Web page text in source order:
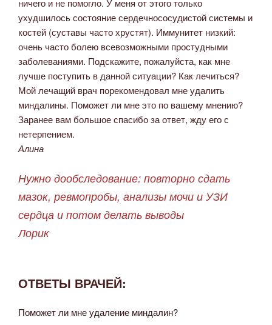
ухудшилось состояние сердечнососудистой системы и
костей (суставы часто хрустят). Иммунитет низкий:
очень часто болею всевозможными простудными
заболеваниями. Подскажите, пожалуйста, как мне
лучше поступить в данной ситуации? Как лечиться?
Мой лечащий врач порекомендовал мне удалить
миндалины. Поможет ли мне это по вашему мнению?
Заранее вам большое спасибо за ответ, жду его с
нетерпением.
Алина
Нужно дообследование: повторно сдать
мазок, ревмопробы, анализы мочи и УЗИ
сердца и потом делать выводы
Лорик
ОТВЕТЫ ВРАЧЕЙ:
Поможет ли мне удаление миндалин?